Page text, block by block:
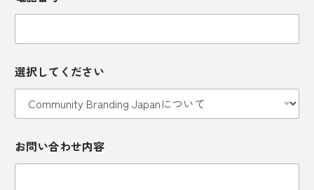
社
名
メ
ル
ア
ド
問
い
わ
内
容
メ
選択してください
お問い合わせ内容